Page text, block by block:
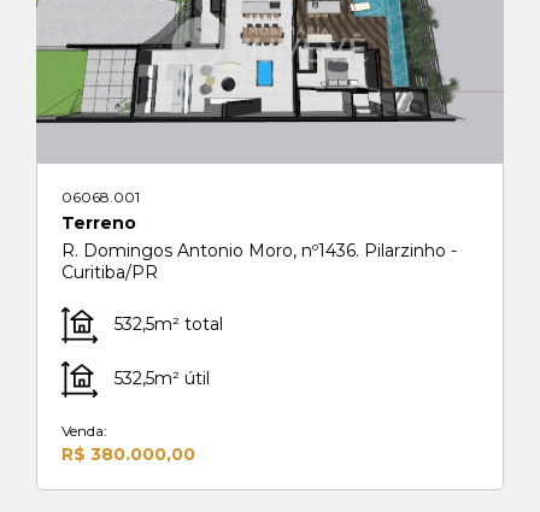
06068.001
Terreno
R. Domingos Antonio Moro, nº1436. Pilarzinho -
Curitiba/PR
532,5m² total
532,5m² útil
Venda:
R$ 380.000,00